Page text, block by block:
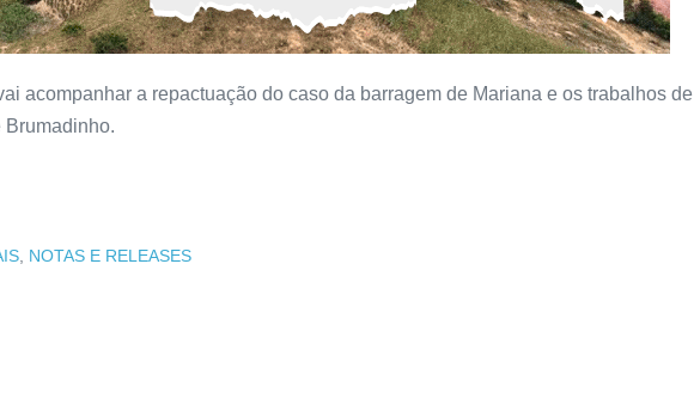
acompanhar a repactuação do caso da barragem de Mariana e os trabalhos de
Brumadinho.
NOTAS E RELEASES